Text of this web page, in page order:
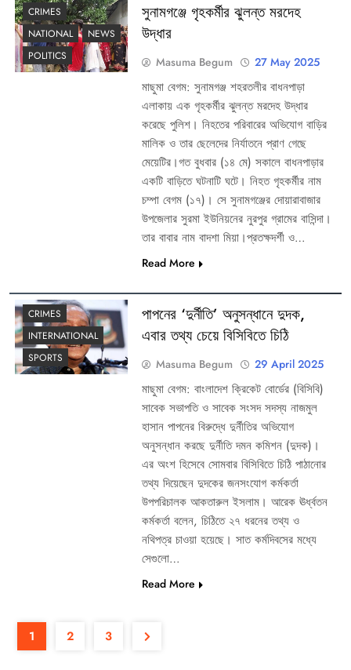
CRIMES
NATIONAL
NEWS
POLITICS
সুনামগঞ্জে গৃহকর্মীর ঝুলন্ত মরদেহ
উদ্ধার
Masuma Begum 27 May 2025
মাছুমা বেগম: সুনামগঞ্জ শহরতলীর বাধনপাড়া
এলাকায় এক গৃহকর্মীর ঝুলন্ত মরদেহ উদ্ধার
করেছে পুলিশ। নিহতের পরিবারের অভিযোগ বাড়ির
মালিক ও তার ছেলেদের নির্যাতনে প্রাণ গেছে
মেয়েটির।গত বুধবার (১৪ মে) সকালে বাধনপাড়ার
একটি বাড়িতে ঘটনাটি ঘটে। নিহত গৃহকর্মীর নাম
চম্পা বেগম (১৭)। সে সুনামগঞ্জের দোয়ারাবাজার
উপজেলার সুরমা ইউনিয়নের নুরপুর গ্রামের বাসিন্দা।
তার বাবার নাম বাদশা মিয়া।প্রতক্ষদর্শী ও…
Read More
CRIMES
INTERNATIONAL
SPORTS
পাপনের ‘দুর্নীতি’ অনুসন্ধানে দুদক,
এবার তথ্য চেয়ে বিসিবিতে চিঠি
Masuma Begum 29 April 2025
মাছুমা বেগম: বাংলাদেশ ক্রিকেট বোর্ডের (বিসিবি)
সাবেক সভাপতি ও সাবেক সংসদ সদস্য নাজমুল
হাসান পাপনের বিরুদ্ধে দুর্নীতির অভিযোগ
অনুসন্ধান করছে দুর্নীতি দমন কমিশন (দুদক)।
এর অংশ হিসেবে সোমবার বিসিবিতে চিঠি পাঠানোর
তথ্য দিয়েছেন দুদকের জনসংযোগ কর্মকর্তা
উপপরিচালক আকতারুল ইসলাম। আরেক ঊর্ধ্বতন
কর্মকর্তা বলেন, চিঠিতে ২৭ ধরনের তথ্য ও
নথিপত্র চাওয়া হয়েছে। সাত কর্মদিবসের মধ্যে
সেগুলো…
Read More
1 2 3